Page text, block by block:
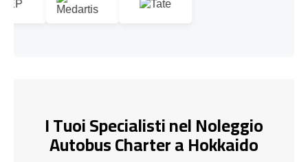
I Tuoi Specialisti nel Noleggio
Autobus Charter a Hokkaido